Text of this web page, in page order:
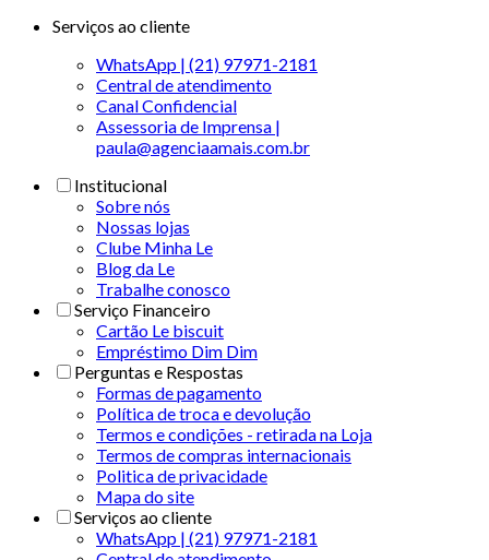
Serviços ao cliente
WhatsApp | (21) 97971-2181
Central de atendimento
Canal Confidencial
Assessoria de Imprensa |
paula@agenciaamais.com.br
Institucional
Sobre nós
Nossas lojas
Clube Minha Le
Blog da Le
Trabalhe conosco
Serviço Financeiro
Cartão Le biscuit
Empréstimo Dim Dim
Perguntas e Respostas
Formas de pagamento
Política de troca e devolução
Termos e condições - retirada na Loja
Termos de compras internacionais
Politica de privacidade
Mapa do site
Serviços ao cliente
WhatsApp | (21) 97971-2181